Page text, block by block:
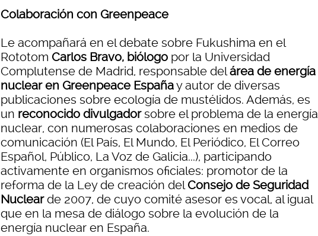
Colaboración con Greenpeace
Le acompañará en el debate sobre Fukushima en el
Rototom Carlos Bravo, biólogo por la Universidad
Complutense de Madrid, responsable delárea de energía
nuclear en Greenpeace Españay autor de diversas
publicaciones sobre ecología de mustélidos. Además, es
un reconocido divulgadorsobre el problema de la energía
nuclear, con numerosas colaboraciones en medios de
comunicación (El País, El Mundo, El Periódico, El Correo
Español, Público, La Voz de Galicia...), participando
activamente en organismos oficiales: promotor de la
reforma de la Ley de creación delConsejo de Seguridad
Nuclearde 2007, de cuyo comité asesor es vocal, al igual
que en la mesa de diálogo sobre la evolución de la
energía nuclear en España.